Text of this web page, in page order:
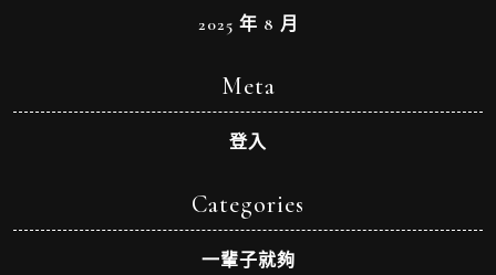
2025 年 8 月
Meta
登入
Categories
一輩子就夠